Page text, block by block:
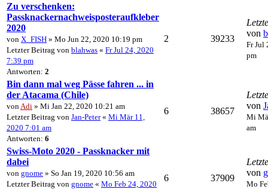
Zu verschenken:
Passknackernachweisposteraufkleber
2020
von X_FISH » Mo Jun 22, 2020 10:19 pm
Letzter Beitrag von blahwas « Fr Jul 24, 2020
7:39 pm
Antworten: 2
2 39233
von
Fr Jul
pm
Bin dann mal weg Pässe fahren ... in
der Atacama (Chile)
von Adi » Mi Jan 22, 2020 10:21 am
Letzter Beitrag von Jan-Peter« Mi Mär 11,
2020 7:01 am
Antworten: 6
6 38657
von
Mi
am
Swiss-Moto 2020 - Passknacker mit
dabei
von gnome » So Jan 19, 2020 10:56 am
Letzter Beitrag von gnome « Mo Feb 24, 2020
6 37909
von
Mo